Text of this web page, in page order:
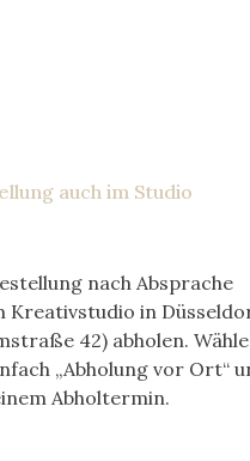
auch im Studio
nach Absprache
Kreativstudio in
42) abholen. Wähle
„Abholung vor Ort“
Abholtermin.